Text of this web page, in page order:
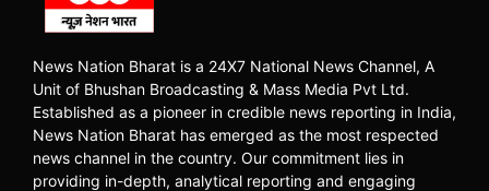
News Nation Bharat is a 24X7 National News Channel, A
Unit of Bhushan Broadcasting & Mass Media Pvt Ltd.
Established as a pioneer in credible news reporting in India,
News Nation Bharat has emerged as the most respected
news channel in the country. Our commitment lies in
providing in-depth, analytical reporting and engaging